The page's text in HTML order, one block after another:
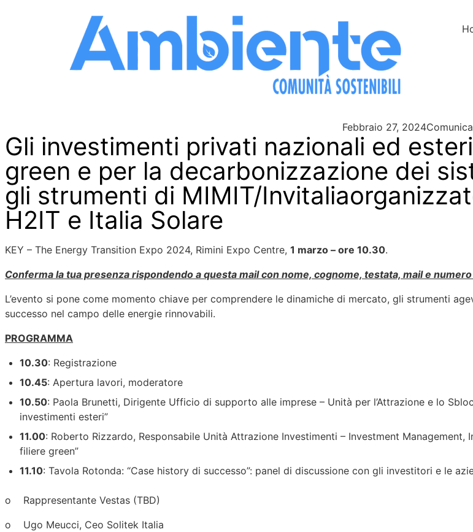
c
n
e
n
t
Febbraio 27, 2024
Gli investimenti privati nazionali ed
green e per la decarbonizzazione dei
gli strumenti di MIMIT/
H2IT e Italia Solare
KEY – The Energy Transition Expo 2024, Rimini Expo Centre, 1 marzo – ore 10.30.
Conferma la tua presenza rispondendo a questa mail con nome, cognome, testata, mail e
L’evento si pone come momento chiave per comprendere le dinamiche di mercato, gli strumenti
successo nel campo delle energie rinnovabili.
PROGRAMMA
10.30: Registrazione
10.45: Apertura lavori, moderatore
10.50: Paola Brunetti, Dirigente Ufficio di supporto alle imprese – Unità per l’Attrazione e lo
investimenti esteri”
11.00: Roberto Rizzardo, Responsabile Unità Attrazione Investimenti – Investment
filiere green”
11.10: Tavola Rotonda: “Case history di successo”: panel di discussione con gli investitori e le
o Rappresentante Vestas (TBD)
o Ugo Meucci, Ceo Solitek Italia